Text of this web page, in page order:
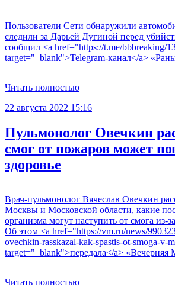
Пользователи Сети обнаружили
следили за Дарьей Дугиной перед
сообщил <a href="https://t.me/bbbreaking/
target="_blank">Telegram-канал</a>
Читать полностью
22 августа 2022 15:16
Пульмонолог Овечкин
смог от пожаров может
здоровье
Врач-пульмонолог Вячеслав Овечкин
Москвы и Московской области, какие
организма могут наступить от смога из-
Об этом <a href="https://vm.ru/news/
ovechkin-rasskazal-kak-spastis-ot-smoga-v-
target="_blank">передала</a> «Вечерняя
Читать полностью